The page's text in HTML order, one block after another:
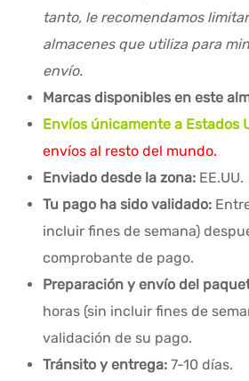
tanto, le recomendamos
almacenes que utiliza para
envío.
Marcas disponibles en este
Envíos únicamente a Estados
envíos al resto del mundo.
Enviado desde la zona: EE.UU.
Tu pago ha sido validado:
incluir fines de semana)
comprobante de pago.
Preparación y envío del
horas (sin incluir fines de
validación de su pago.
Tránsito y entrega: 7-10 días.